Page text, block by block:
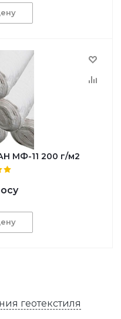
МФ-11 200 г/м2
геотекстиля